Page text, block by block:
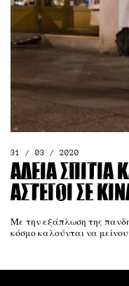
31 / 03 / 2020
Άδεια σπίτια
άστεγοι σε
Με την εξάπλωση της
κόσμο καλούνται να